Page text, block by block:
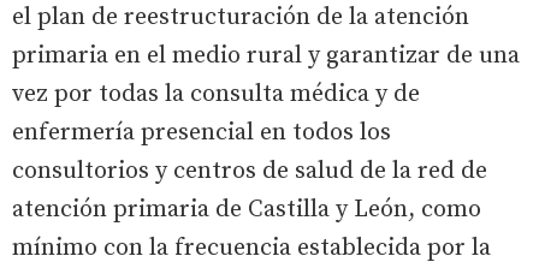
el plan de reestructuración de la atención
primaria en el medio rural y garantizar de una
vez por todas la consulta médica y de
enfermería presencial en todos los
consultorios y centros de salud de la red de
atención primaria de Castilla y León, como
mínimo con la frecuencia establecida por la